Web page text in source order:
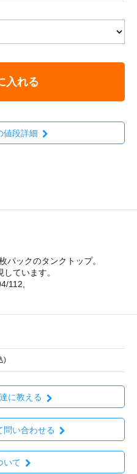
入れる
値段詳細
パックのタンクトップ。
ています。
112,
)
に教える
問い合わせる
いて